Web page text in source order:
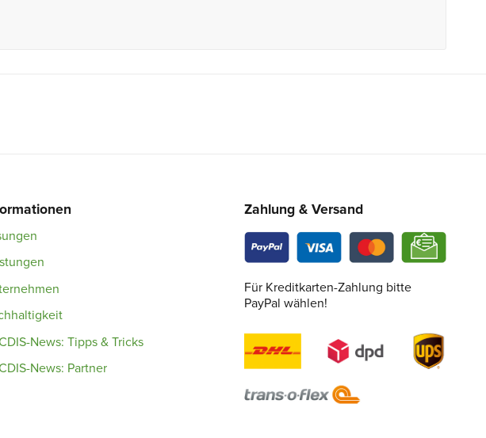
News: Tipps & Tricks
News: Partner
Zahlung & Versand
Für Kreditkarten-Zahlung bitte
PayPal wählen!